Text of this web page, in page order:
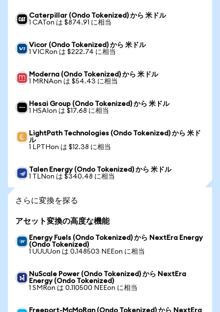
Caterpillar (Ondo Tokenized) から 米ドル
1 CATon は $874.91 に相当
Vicor (Ondo Tokenized) から 米ドル
1 VICRon は $222.74 に相当
Moderna (Ondo Tokenized) から 米ドル
1 MRNAon は $54.43 に相当
Hesai Group (Ondo Tokenized) から 米ドル
1 HSAIon は $17.68 に相当
LightPath Technologies (Ondo Tokenized) から 米ド
ル
1 LPTHon は $12.38 に相当
Talen Energy (Ondo Tokenized) から 米ドル
1 TLNon は $340.48 に相当
さらに変換を探る
アセット変換の高度な機能
Energy Fuels (Ondo Tokenized) から NextEra Energy
(Ondo Tokenized)
1 UUUUon は 0.148503 NEEon に相当
NuScale Power (Ondo Tokenized) から NextEra
Energy (Ondo Tokenized)
1 SMRon は 0.110500 NEEon に相当
Freeport-McMoRan (Ondo Tokenized) から NextEra